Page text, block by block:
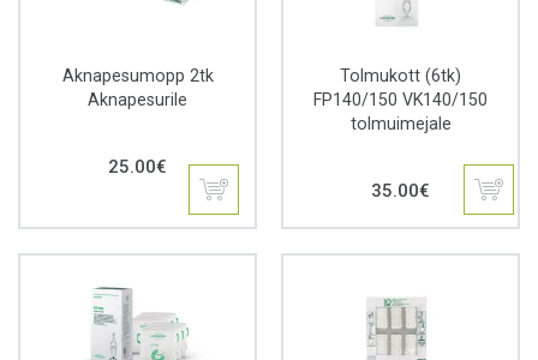
Aknapesumopp 2tk
Aknapesurile
25.00€
Tolmukott (6tk)
FP140/150 VK140/150
tolmuimejale
35.00€